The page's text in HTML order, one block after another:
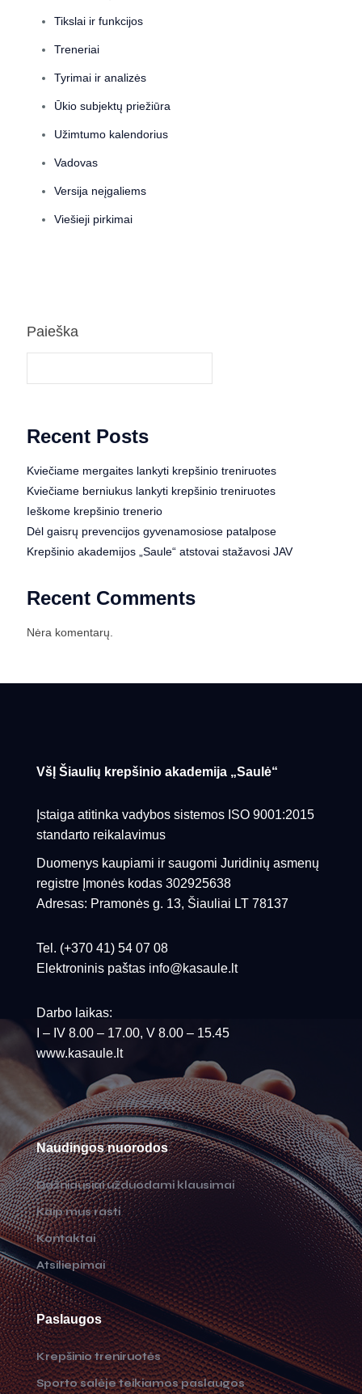
Tikslai ir funkcijos
Treneriai
Tyrimai ir analizės
Ūkio subjektų priežiūra
Užimtumo kalendorius
Vadovas
Versija neįgaliems
Viešieji pirkimai
Paieška
Recent Posts
Kviečiame mergaites lankyti krepšinio treniruotes
Kviečiame berniukus lankyti krepšinio treniruotes
Ieškome krepšinio trenerio
Dėl gaisrų prevencijos gyvenamosiose patalpose
Krepšinio akademijos „Saule“ atstovai stažavosi JAV
Recent Comments
Nėra komentarų.
VšĮ Šiaulių krepšinio akademija „Saulė“
Įstaiga atitinka vadybos sistemos ISO 9001:2015
standarto reikalavimus
Duomenys kaupiami ir saugomi Juridinių asmenų
registre Įmonės kodas 302925638
Adresas: Pramonės g. 13, Šiauliai LT 78137
Tel. (+370 41) 54 07 08
Elektroninis paštas info@kasaule.lt
Darbo laikas:
I – IV 8.00 – 17.00, V 8.00 – 15.45
www.kasaule.lt
Naudingos nuorodos
Dažniausiai užduodami klausimai
Kaip mus rasti
Kontaktai
Atsiliepimai
Paslaugos
Krepšinio treniruotės
Sporto salėje teikiamos paslaugos